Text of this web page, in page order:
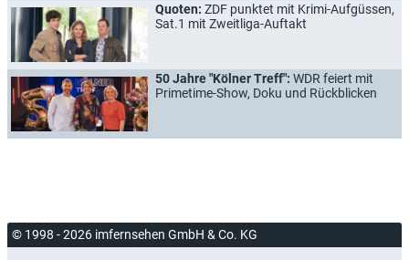
Quoten: ZDF punktet mit Krimi-Aufgüssen,
Sat.1 mit Zweitliga-Auftakt
50 Jahre "Kölner Treff": WDR feiert mit
Primetime-Show, Doku und Rückblicken
© 1998 - 2026 imfernsehen GmbH & Co. KG